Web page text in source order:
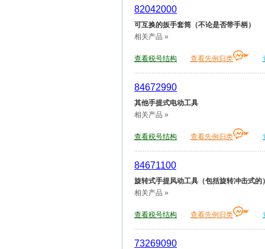
82042000
可互换的扳手套筒（不论是否带手柄）
相关产品 »
查看税号结构 查看先例归类
84672990
其他手提式电动工具
相关产品 »
查看税号结构 查看先例归类
84671100
旋转式手提风动工具（包括旋转冲击式的
相关产品 »
查看税号结构 查看先例归类
73269090